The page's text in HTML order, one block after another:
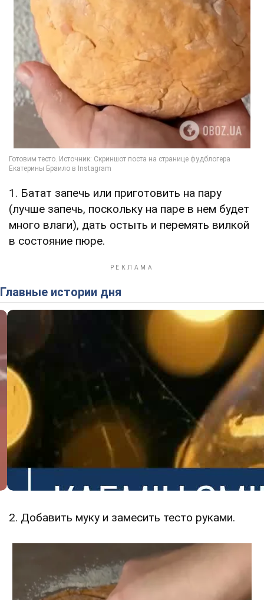
1. Батат запечь или приготовить на пару
(лучше запечь, поскольку на паре в нем будет
много влаги), дать остыть и перемять вилкой
в состояние пюре.
Главные истории дня
2. Добавить муку и замесить тесто руками.